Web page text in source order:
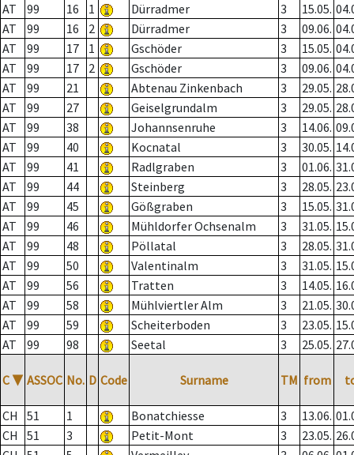
AT
99 16 1 Dürradmer 3 15.05.
AT
99 16 2 Dürradmer 3 09.06.
AT
99 17 1 Gschöder 3 15.05.
AT
99 17 2 Gschöder 3 09.06.
AT
99 21 Abtenau Zinkenbach 3 29.05.
AT
99 27 Geiselgrundalm 3 29.05.
AT
99 38 Johannsenruhe 3 14.06.
AT
99 40 Kocnatal 3 30.05.
AT
99 41 Radlgraben 3 01.06.
AT
99 44 Steinberg 3 28.05.
AT
99 45 Gößgraben 3 15.05.
AT
99 46 Mühldorfer Ochsenalm 3 31.05.
AT
99 48 Pöllatal 3 28.05.
AT
99 50 Valentinalm 3 31.05.
AT
99 56 Tratten 3 14.05.
AT
99 58 Mühlviertler Alm 3 21.05.
AT
99 59 Scheiterboden 3 23.05.
AT
99 98 Seetal 3 25.05.
C ▼ ASSOC No. D Code Surname TM from
CH 51 1 Bonatchiesse 3 13.06.
CH
51 3 Petit-Mont 3 23.05.